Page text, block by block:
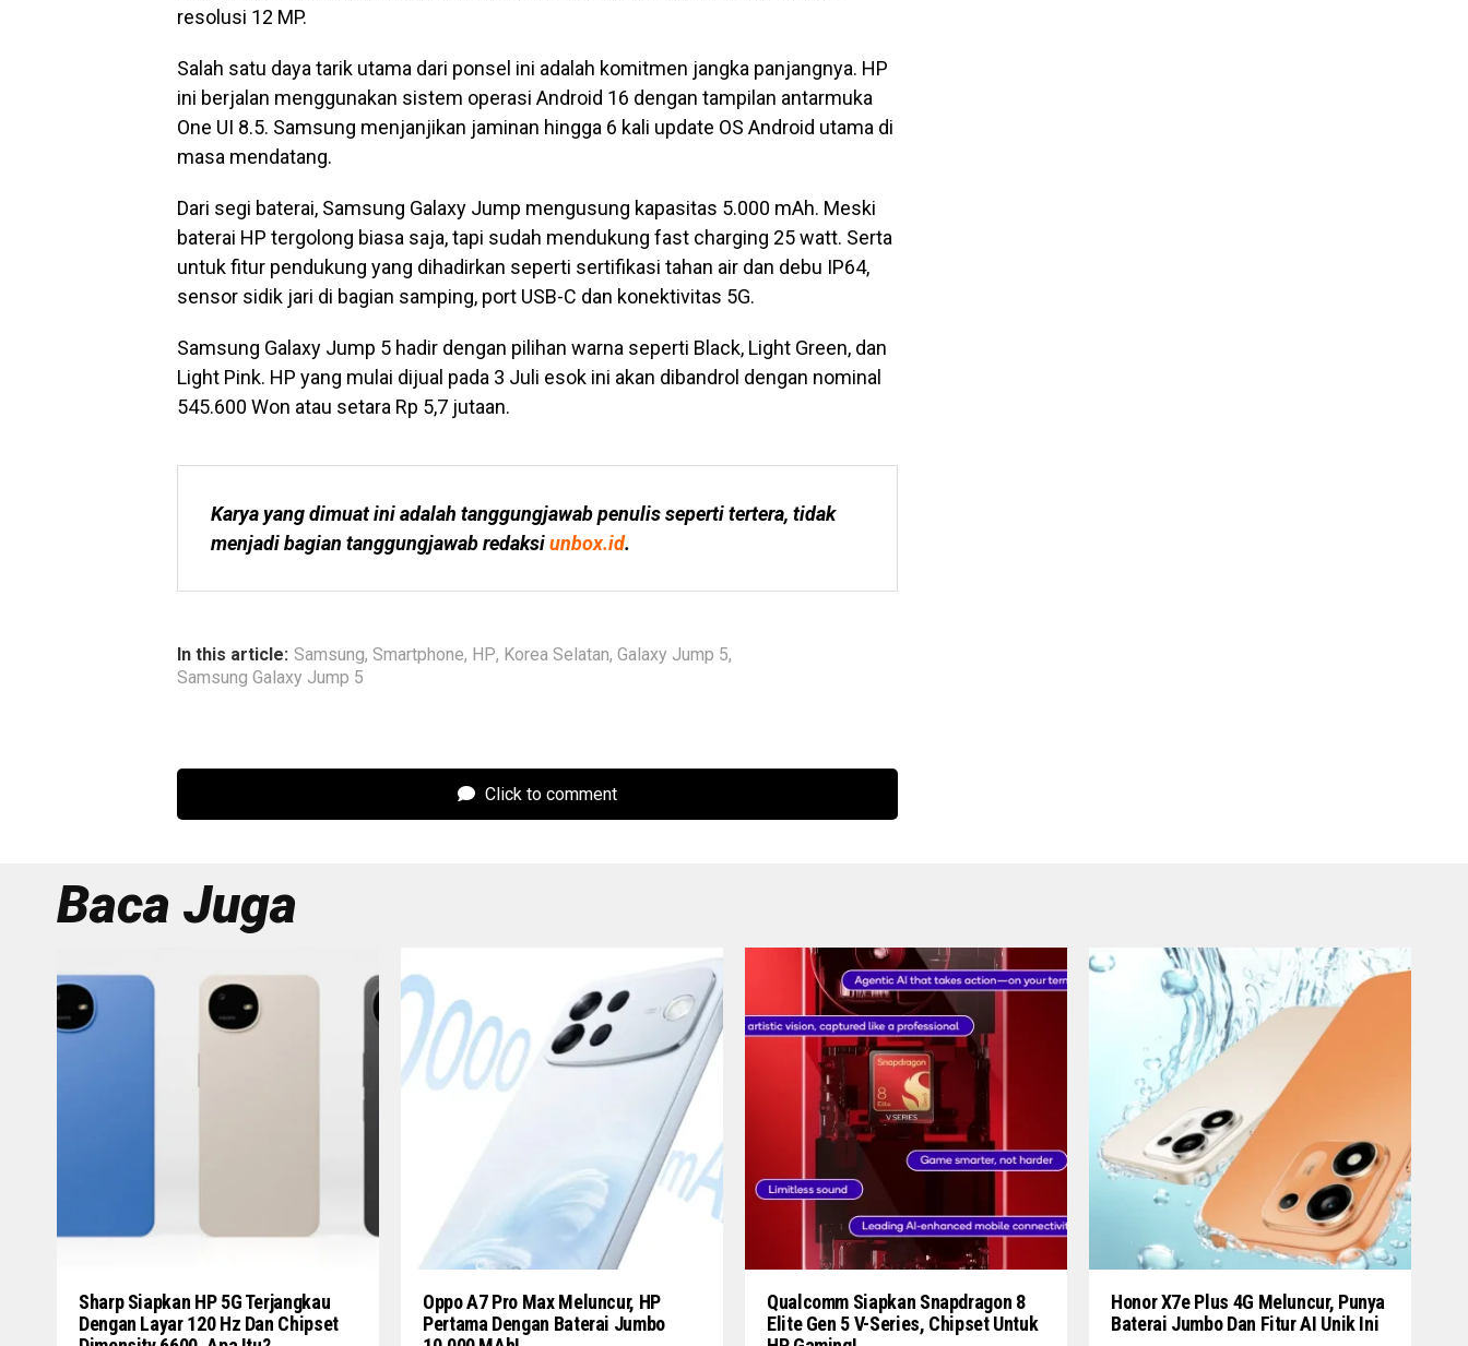
resolusi 12 MP.
Salah satu daya tarik utama dari ponsel ini adalah komitmen jangka panjangnya. HP
ini berjalan menggunakan sistem operasi Android 16 dengan tampilan antarmuka
One UI 8.5. Samsung menjanjikan jaminan hingga 6 kali update OS Android utama di
masa mendatang.
Dari segi baterai, Samsung Galaxy Jump mengusung kapasitas 5.000 mAh. Meski
baterai HP tergolong biasa saja, tapi sudah mendukung fast charging 25 watt. Serta
untuk fitur pendukung yang dihadirkan seperti sertifikasi tahan air dan debu IP64,
sensor sidik jari di bagian samping, port USB-C dan konektivitas 5G.
Samsung Galaxy Jump 5 hadir dengan pilihan warna seperti Black, Light Green, dan
Light Pink. HP yang mulai dijual pada 3 Juli esok ini akan dibandrol dengan nominal
545.600 Won atau setara Rp 5,7 jutaan.
Karya yang dimuat ini adalah tanggungjawab penulis seperti tertera, tidak
menjadi bagian tanggungjawab redaksi unbox.id.
In this article: Samsung, Smartphone, HP, Korea Selatan, Galaxy Jump 5,
Samsung Galaxy Jump 5
Click to comment
Baca Juga
Sharp Siapkan HP 5G Terjangkau
Dengan Layar 120 Hz Dan Chipset
Oppo A7 Pro Max Meluncur, HP
Pertama Dengan Baterai Jumbo
Qualcomm Siapkan Snapdragon 8
Elite Gen 5 V-Series, Chipset Untuk
Honor X7e Plus 4G Meluncur, Punya
Baterai Jumbo Dan Fitur AI Unik Ini